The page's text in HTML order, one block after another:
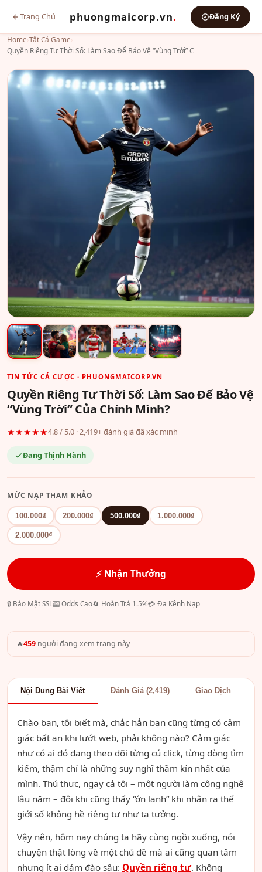
Trang Chủ phuongmaicorp.vn. Đăng Ký
Home›Tất Cả Game›
Quyền Riêng Tư Thời Số: Làm Sao Để Bảo Vệ “Vùng Trời” C
TIN TỨC CÁ CƯỢC · PHUONGMAICORP.VN
Quyền Riêng Tư Thời Số: Làm Sao Để Bảo Vệ
“Vùng Trời” Của Chính Mình?
★★★★★4.8 / 5.0 · 2,419+ đánh giá đã xác minh
Đang Thịnh Hành
MỨC NẠP THAM KHẢO
100.000₫ 200.000₫ 500.000₫ 1.000.000₫
2.000.000₫
⚡ Nhận Thưởng
🔒 Bảo Mật SSL🎰 Odds Cao🔄 Hoàn Trả 1.5%💳 Đa Kênh Nạp
🔥459 người đang xem trang này
Nội Dung Bài Viết Đánh Giá (2,419) Giao Dịch
Chào bạn, tôi biết mà, chắc hẳn bạn cũng từng có cảm
giác bất an khi lướt web, phải không nào? Cảm giác
như có ai đó đang theo dõi từng cú click, từng dòng tìm
kiếm, thậm chí là những suy nghĩ thầm kín nhất của
mình. Thú thực, ngay cả tôi – một người làm công nghệ
lâu năm – đôi khi cũng thấy “ớn lạnh” khi nhận ra thế
giới số không hề riêng tư như ta tưởng.
Vậy nên, hôm nay chúng ta hãy cùng ngồi xuống, nói
chuyện thật lòng về một chủ đề mà ai cũng quan tâm
nhưng ít ai dám đào sâu: Quyền riêng tư. Không